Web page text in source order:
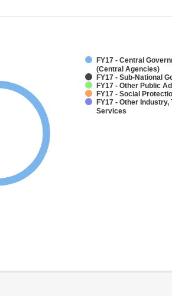
FY17 - Central
(Central Agencies)
FY17 - Sub-National
FY17 - Other Public
FY17 - Social
FY17 - Other Industry,
Services